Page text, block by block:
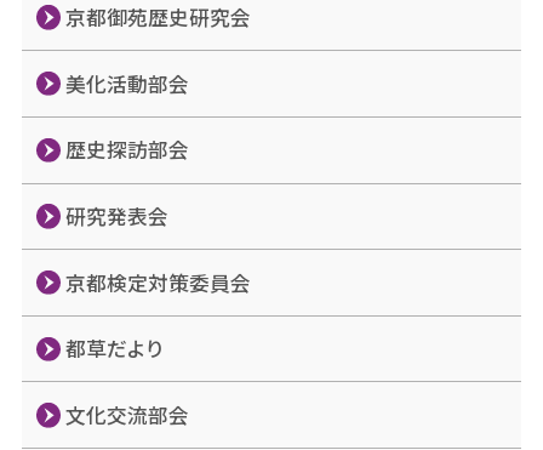
京都御苑歴史研究会
美化活動部会
歴史探訪部会
研究発表会
京都検定対策委員会
都草だより
文化交流部会